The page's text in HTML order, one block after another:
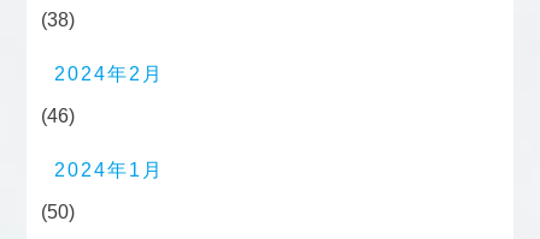
(38)
2024年2月
(46)
2024年1月
(50)